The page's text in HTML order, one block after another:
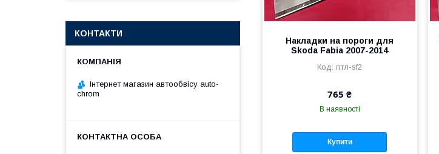
Накладки на пороги для
Skoda Fabia 2007-2014
птл-sf2
765 ₴
В наявності
Купити
КОНТАКТИ
Інтернет магазин автообвісу auto-
chrom